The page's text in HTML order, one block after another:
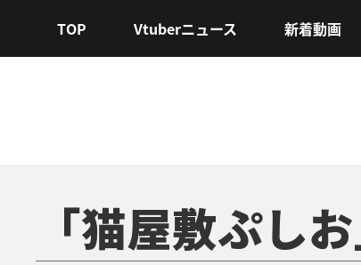
TOP Vtuberニュース 新着動画
「猫屋敷ぷし